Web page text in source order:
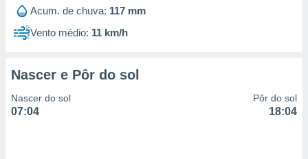
utilizar
criar
Acum. de chuva: 117 mm
Vento médio: 11 km/h
Nascer e Pôr do sol
Nascer do sol
07:04
Pôr do sol
18:04